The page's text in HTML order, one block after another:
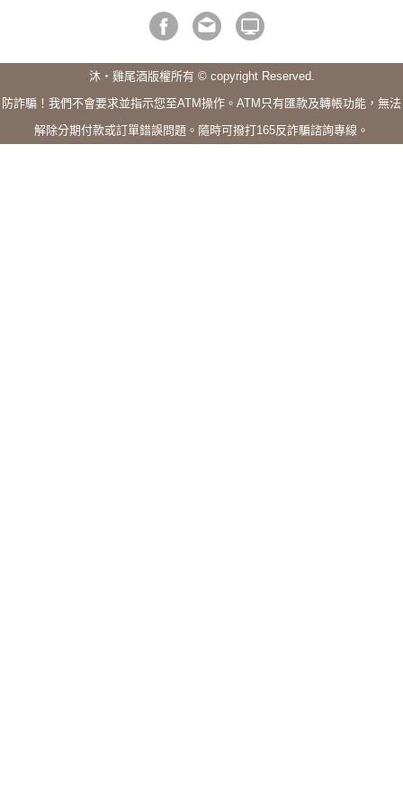
沐・雞尾酒版權所有 © copyright Reserved.
防詐騙！我們不會要求並指示您至ATM操作。ATM只有匯款及轉帳功能，無法
解除分期付款或訂單錯誤問題。隨時可撥打165反詐騙諮詢專線。